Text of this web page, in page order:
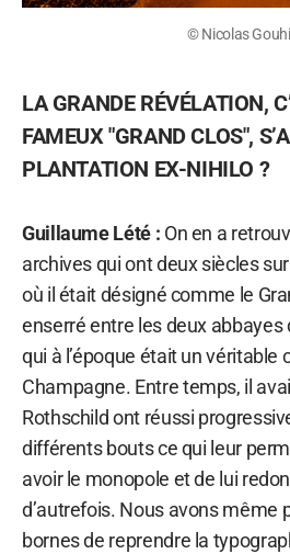
© Nicolas
LA GRANDE RÉVÉLATION,
FAMEUX "GRAND CLOS",
PLANTATION EX-NIHILO ?
Guillaume Lété : On en a
archives qui ont deux siècles
où il était désigné comme le
enserré entre les deux abbayes
qui à l’époque était un véritable
Champagne. Entre temps, il
Rothschild ont réussi
différents bouts ce qui leur
avoir le monopole et de lui
d’autrefois. Nous avons même
bornes de reprendre la